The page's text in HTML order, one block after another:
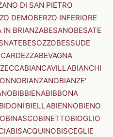
DI SAN PIETRO
DEMOBERZO INFERIORE
IN BRIANZABESANOBESATE
BESOZZOBESSUDE
BEVAGNA
BIANCAVILLABIANCHI
BIANZANOBIANZE'
BIBBIENABIBBONA
BIDONI'BIELLABIENNOBIENO
BINASCOBINETTOBIOGLIO
BISACQUINOBISCEGLIE